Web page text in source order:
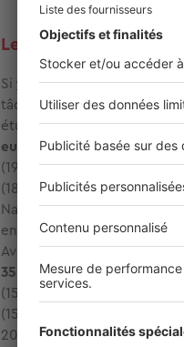
Les villes où le loyer
Si trouver un logement
tâche ardue dans de
étudiantes, commeà
euros mensuels pour un
(19,5 €/m²), Toulouse (19,3
(18,5 €/m²), Vannes (18,4 €/
Nantes (18,0 €/m²). Louer
envisageable à Angers (17,8
Avignon (17,4 €/m²) et
350 euros par moisà
(15,9 €/m²), Perpignan
(15,2 €/m²)… et enfin
20 mètres carrés.